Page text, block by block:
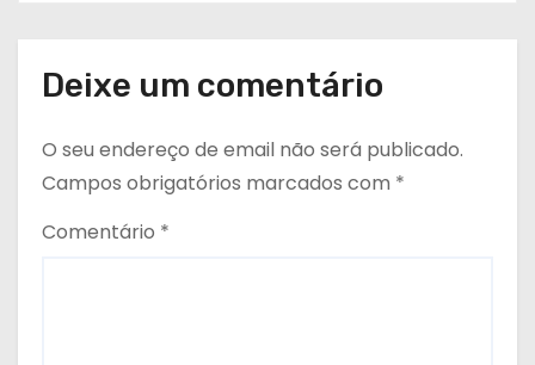
Deixe um comentário
O seu endereço de email não será publicado.
Campos obrigatórios marcados com *
Comentário *